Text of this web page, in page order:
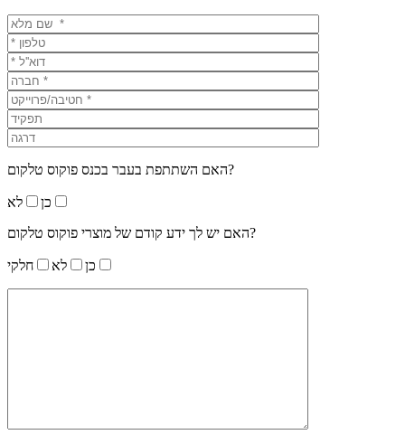
האם השתתפת בעבר בכנס פוקוס טלקום?
כן
לא
האם יש לך ידע קודם של מוצרי פוקוס טלקום?
כן לא חלקי